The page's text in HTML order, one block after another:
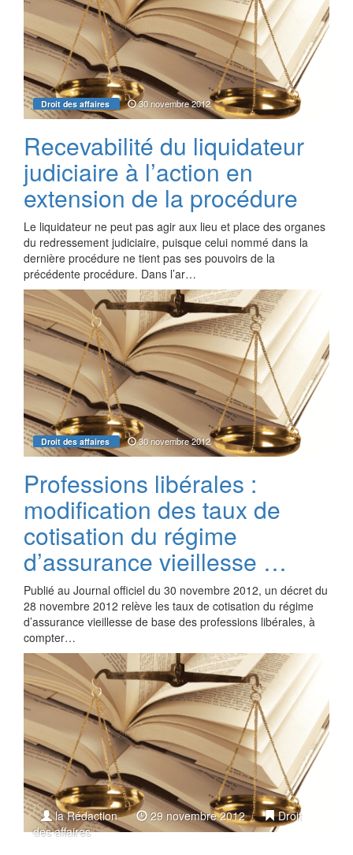
Droit des affaires 30 novembre 2012
Recevabilité du liquidateur
judiciaire à l’action en
extension de la procédure
Le liquidateur ne peut pas agir aux lieu et place des organes
du redressement judiciaire, puisque celui nommé dans la
dernière procédure ne tient pas ses pouvoirs de la
précédente procédure. Dans l’ar…
Droit des affaires 30 novembre 2012
Professions libérales :
modification des taux de
cotisation du régime
d’assurance vieillesse …
Publié au Journal officiel du 30 novembre 2012, un décret du
28 novembre 2012 relève les taux de cotisation du régime
d’assurance vieillesse de base des professions libérales, à
compter…
la Rédaction 29 novembre 2012
Droit
des affaires